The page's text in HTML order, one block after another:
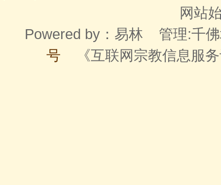
网站
Powered by： 易林 管理:千
号 《互联网宗教信息服务